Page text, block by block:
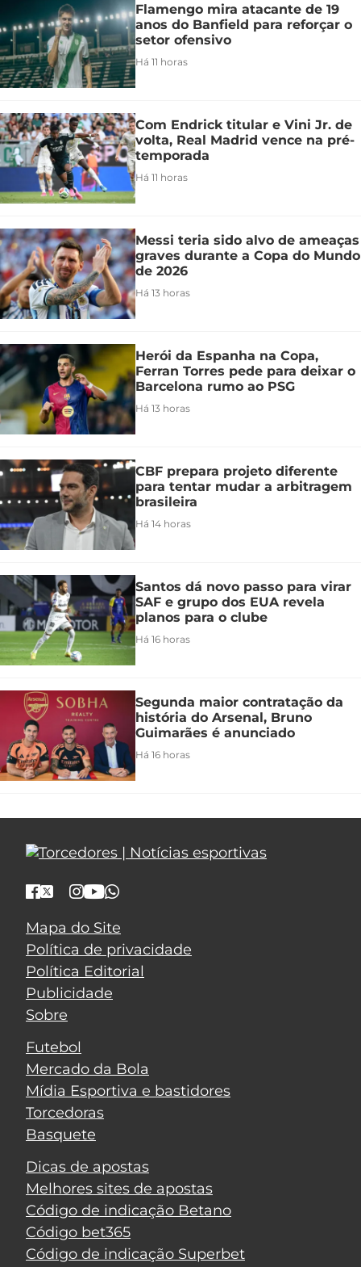
Flamengo mira atacante de 19
anos do Banfield para reforçar o
setor ofensivo
Há 11 horas
Com Endrick titular e Vini Jr. de
volta, Real Madrid vence na pré-
temporada
Há 11 horas
Messi teria sido alvo de ameaças
graves durante a Copa do Mundo
de 2026
Há 13 horas
Herói da Espanha na Copa,
Ferran Torres pede para deixar o
Barcelona rumo ao PSG
Há 13 horas
CBF prepara projeto diferente
para tentar mudar a arbitragem
brasileira
Há 14 horas
Santos dá novo passo para virar
SAF e grupo dos EUA revela
planos para o clube
Há 16 horas
Segunda maior contratação da
história do Arsenal, Bruno
Guimarães é anunciado
Há 16 horas
Mapa do Site
Política de privacidade
Política Editorial
Publicidade
Sobre
Futebol
Mercado da Bola
Mídia Esportiva e bastidores
Torcedoras
Basquete
Dicas de apostas
Melhores sites de apostas
Código de indicação Betano
Código bet365
Código de indicação Superbet